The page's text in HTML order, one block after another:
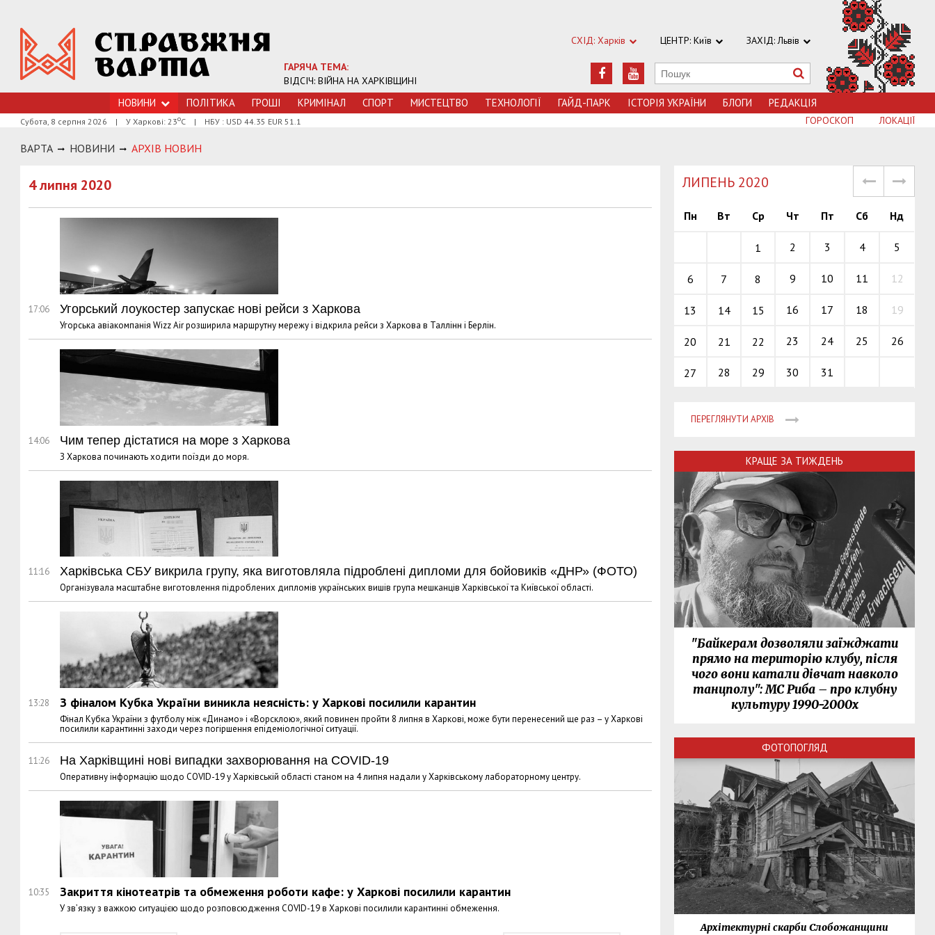
ГАРЯЧА ТЕМА:
ВІДСІЧ: ВІЙНА НА ХАРКІВЩИНІ
СХІД: Харків ЦЕНТР: Київ ЗАХІД: Львів
НОВИНИ ПОЛІТИКА ГРОШI КРИМIНАЛ СПОРТ МИСТЕЦТВО ТЕХНОЛОГIЇ ГАЙД-ПАРК ІСТОРІЯ УКРАЇНИ БЛОГИ РЕДАКЦІЯ
Субота, 8 серпня 2026 | У Харкові: 23оС | НБУ : USD 44.35 EUR 51.1 ЛОКАЦІЇ
ГОРОСКОП
ВАРТА НОВИНИ АРХIВ НОВИН
4 липня 2020
17:06 Угорський лоукостер запускає нові рейси з Харкова
Угорська авіакомпанія Wizz Air розширила маршрутну мережу і відкрила рейси з Харкова в Таллінн і Берлін.
14:06 Чим тепер дістатися на море з Харкова
З Харкова починають ходити поїзди до моря.
11:16 Харківська СБУ викрила групу, яка виготовляла підроблені дипломи для бойовиків «ДНР» (ФОТО)
Організувала масштабне виготовлення підроблених дипломів українських вишів група мешканців Харківської та Київської області.
13:28 З фіналом Кубка України виникла неясність: у Харкові посилили карантин
Фінал Кубка України з футболу між «Динамо» і «Ворсклою», який повинен пройти 8 липня в Харкові, може бути перенесений ще раз – у Харкові
посилили карантинні заходи через погіршення епідеміологічної ситуації.
11:26 На Харківщині нові випадки захворювання на COVID-19
Оперативну інформацію щодо COVID-19 у Харківській області станом на 4 липня надали у Харківському лабораторному центру.
10:35 Закриття кінотеатрів та обмеження роботи кафе: у Харкові посилили карантин
У зв’язку з важкою ситуацією щодо розповсюдження COVID-19 в Харкові посилили карантинні обмеження.
ЛИПЕНЬ 2020
Пн Вт Ср Чт Пт Сб Нд
1 2 3 4 5
6 7 8 9 10 11 12
13 14 15 16 17 18 19
20 21 22 23 24 25 26
27 28 29 30 31
ПЕРЕГЛЯНУТИ АРХІВ
КРАЩЕ ЗА ТИЖДЕНЬ
"Байкерам дозволяли заїжджати
прямо на територію клубу, після
чого вони катали дівчат навколо
танцполу": МС Риба – про клубну
культуру 1990-2000х
ФОТОПОГЛЯД
Архітектурні скарби Слобожанщини